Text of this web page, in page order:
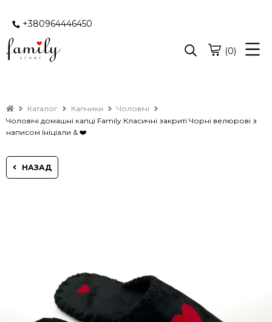
+380964446450
(0)
Каталог Капчики
Чоловічі
Чоловічі домашні капці Family Класичні закриті Чорні велюрові з
написом Ініціали & ❤️
НАЗАД